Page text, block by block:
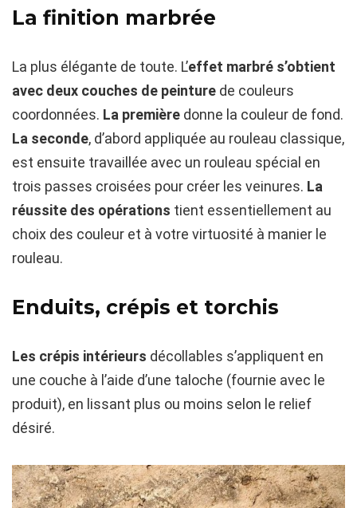
La finition marbrée
La plus élégante de toute. L’effet marbré s’obtient
avec deux couches de peinture de couleurs
coordonnées. La première donne la couleur de fond.
La seconde, d’abord appliquée au rouleau classique,
est ensuite travaillée avec un rouleau spécial en
trois passes croisées pour créer les veinures. La
réussite des opérations tient essentiellement au
choix des couleur et à votre virtuosité à manier le
rouleau.
Enduits, crépis et torchis
Les crépis intérieurs décollables s’appliquent en
une couche à l’aide d’une taloche (fournie avec le
produit), en lissant plus ou moins selon le relief
désiré.